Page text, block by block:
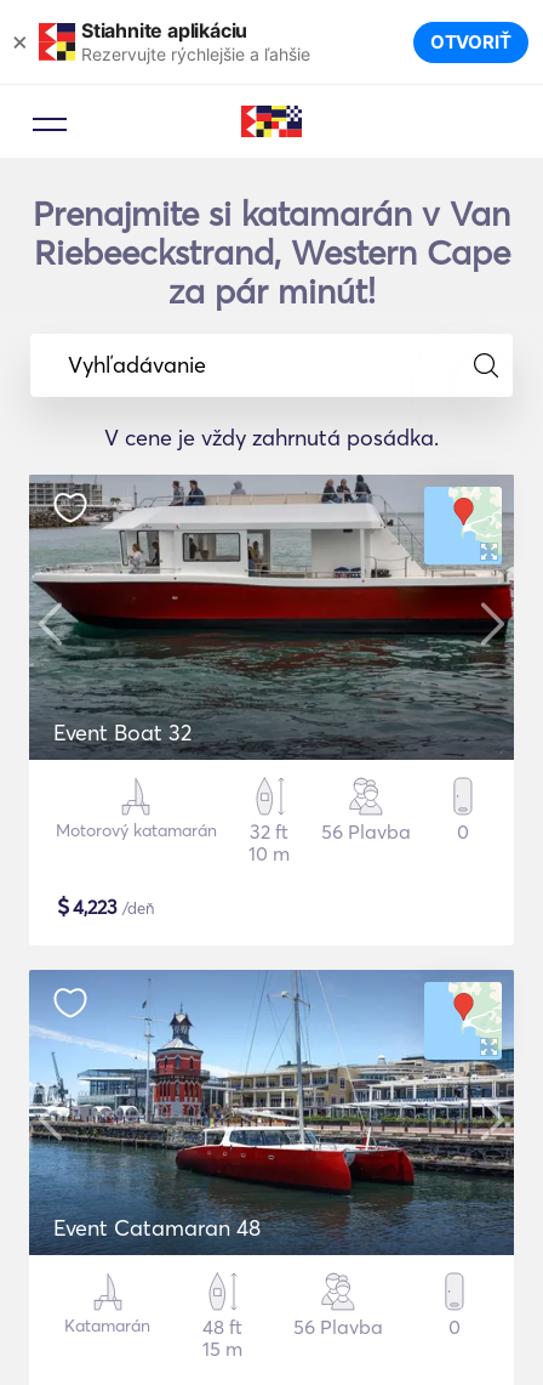
× Stiahnite aplikáciu
Rezervujte rýchlejšie a ľahšie OTVORIŤ
Prenajmite si katamarán v Van
Riebeeckstrand, Western Cape
za pár minút!
Vyhľadávanie
V cene je vždy zahrnutá posádka.
Event Boat 32
Motorový katamarán
32 ft
10 m
56 Plavba 0
$4,223 /deň
Event Catamaran 48
Katamarán
48 ft
15 m
56 Plavba 0